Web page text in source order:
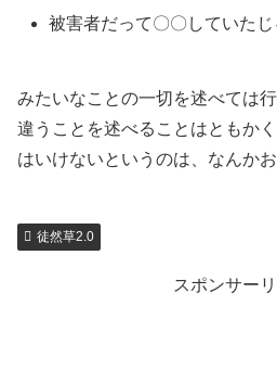
被害者だって〇〇していたじ
みたいなことの一切を述べては
違うことを述べることはともか
はいけないというのは、なんか
徒然草2.0
スポンサー